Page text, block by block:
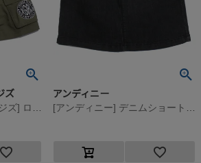
ズ アンディニー